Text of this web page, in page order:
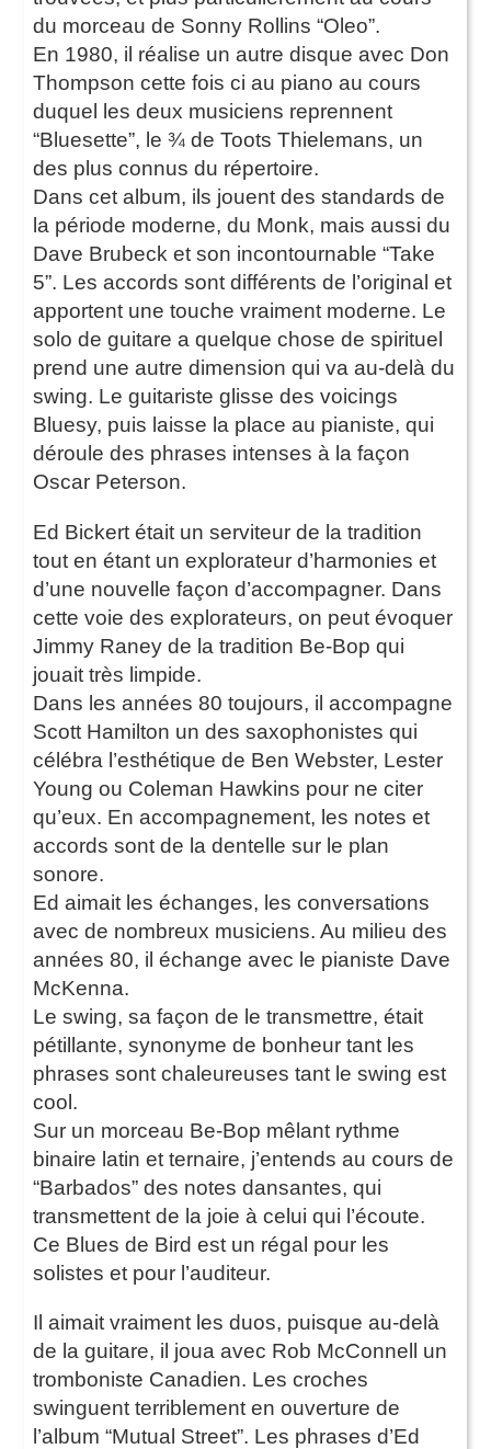
du morceau de Sonny Rollins “Oleo”.
En 1980, il réalise un autre disque avec Don
Thompson cette fois ci au piano au cours
duquel les deux musiciens reprennent
“Bluesette”, le ¾ de Toots Thielemans, un
des plus connus du répertoire.
Dans cet album, ils jouent des standards de
la période moderne, du Monk, mais aussi du
Dave Brubeck et son incontournable “Take
5”. Les accords sont différents de l’original et
apportent une touche vraiment moderne. Le
solo de guitare a quelque chose de spirituel
prend une autre dimension qui va au-delà du
swing. Le guitariste glisse des voicings
Bluesy, puis laisse la place au pianiste, qui
déroule des phrases intenses à la façon
Oscar Peterson.
Ed Bickert était un serviteur de la tradition
tout en étant un explorateur d’harmonies et
d’une nouvelle façon d’accompagner. Dans
cette voie des explorateurs, on peut évoquer
Jimmy Raney de la tradition Be-Bop qui
jouait très limpide.
Dans les années 80 toujours, il accompagne
Scott Hamilton un des saxophonistes qui
célébra l’esthétique de Ben Webster, Lester
Young ou Coleman Hawkins pour ne citer
qu’eux. En accompagnement, les notes et
accords sont de la dentelle sur le plan
sonore.
Ed aimait les échanges, les conversations
avec de nombreux musiciens. Au milieu des
années 80, il échange avec le pianiste Dave
McKenna.
Le swing, sa façon de le transmettre, était
pétillante, synonyme de bonheur tant les
phrases sont chaleureuses tant le swing est
cool.
Sur un morceau Be-Bop mêlant rythme
binaire latin et ternaire, j’entends au cours de
“Barbados” des notes dansantes, qui
transmettent de la joie à celui qui l’écoute.
Ce Blues de Bird est un régal pour les
solistes et pour l’auditeur.
Il aimait vraiment les duos, puisque au-delà
de la guitare, il joua avec Rob McConnell un
tromboniste Canadien. Les croches
swinguent terriblement en ouverture de
l’album “Mutual Street”. Les phrases d’Ed